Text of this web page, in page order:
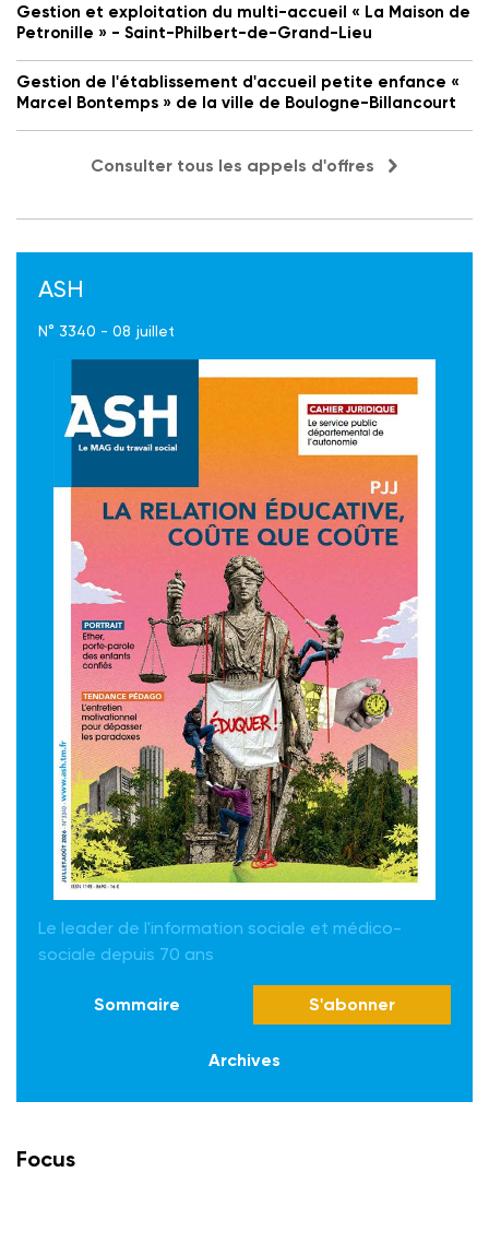
Gestion et exploitation du multi-accueil « La Maison de
Petronille » - Saint-Philbert-de-Grand-Lieu
Gestion de l'établissement d'accueil petite enfance «
Marcel Bontemps » de la ville de Boulogne-Billancourt
Consulter tous les appels d'offres
ASH
N° 3340 - 08 juillet
Le leader de l'information sociale et médico-
sociale depuis 70 ans
Sommaire S'abonner
Archives
Focus